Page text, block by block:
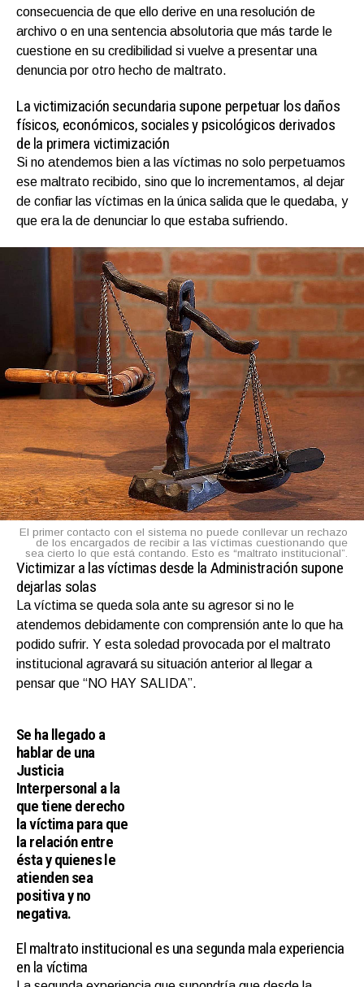
consecuencia de que ello derive en una resolución de
archivo o en una sentencia absolutoria que más tarde le
cuestione en su credibilidad si vuelve a presentar una
denuncia por otro hecho de maltrato.
La victimización secundaria supone perpetuar los daños
físicos, económicos, sociales y psicológicos derivados
de la primera victimización
Si no atendemos bien a las víctimas no solo perpetuamos
ese maltrato recibido, sino que lo incrementamos, al dejar
de confiar las víctimas en la única salida que le quedaba, y
que era la de denunciar lo que estaba sufriendo.
El primer contacto con el sistema no puede conllevar un rechazo
de los encargados de recibir a las víctimas cuestionando que
sea cierto lo que está contando. Esto es “maltrato institucional”.
Victimizar a las víctimas desde la Administración supone
dejarlas solas
La víctima se queda sola ante su agresor si no le
atendemos debidamente con comprensión ante lo que ha
podido sufrir. Y esta soledad provocada por el maltrato
institucional agravará su situación anterior al llegar a
pensar que “NO HAY SALIDA”.
Se ha llegado a
hablar de una
Justicia
Interpersonal a la
que tiene derecho
la víctima para que
la relación entre
ésta y quienes le
atienden sea
positiva y no
negativa.
El maltrato institucional es una segunda mala experiencia
en la víctima